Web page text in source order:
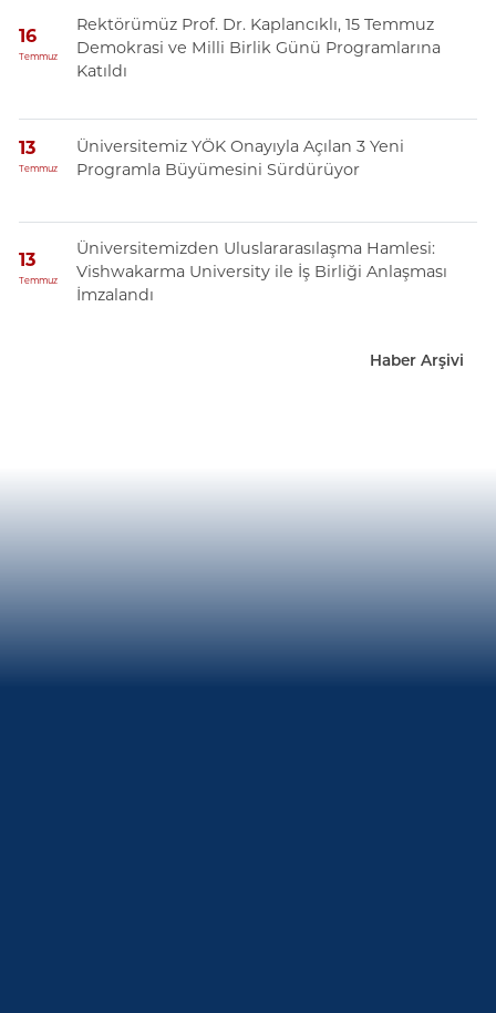
16
Temmuz
Rektörümüz Prof. Dr. Kaplancıklı, 15 Temmuz
Demokrasi ve Milli Birlik Günü Programlarına
Katıldı
13
Temmuz
Üniversitemiz YÖK Onayıyla Açılan 3 Yeni
Programla Büyümesini Sürdürüyor
13
Temmuz
Üniversitemizden Uluslararasılaşma Hamlesi:
Vishwakarma University ile İş Birliği Anlaşması
İmzalandı
Haber Arşivi